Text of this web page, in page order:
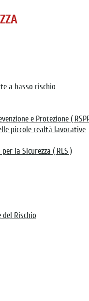
a basso rischio
e Protezione (
piccole realtà lavorative
la Sicurezza ( RLS )
Rischio